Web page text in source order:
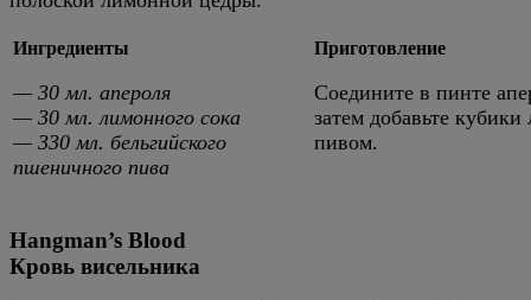
Ингредиенты
— 30 мл. апероля
— 30 мл. лимонного сока
— 330 мл. бельгийского
пшеничного пива
Приготовление
Соедините в пинте
затем добавьте
пивом.
Hangman’s Blood
Кровь висельника